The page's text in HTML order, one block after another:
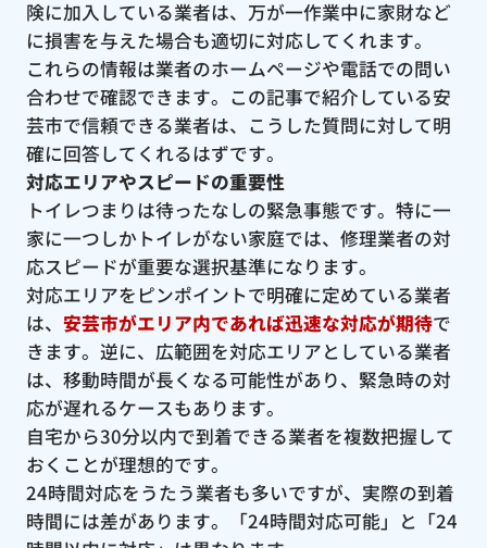
険に加入している業者は、万が一作業中に家財など
に損害を与えた場合も適切に対応してくれます。
これらの情報は業者のホームページや電話での問い
合わせで確認できます。この記事で紹介している安
芸市で信頼できる業者は、こうした質問に対して明
確に回答してくれるはずです。
対応エリアやスピードの重要性
トイレつまりは待ったなしの緊急事態です。特に一
家に一つしかトイレがない家庭では、修理業者の対
応スピードが重要な選択基準になります。
対応エリアをピンポイントで明確に定めている業者
は、 安芸市がエリア内であれば迅速な対応が期待で
きます。逆に、広範囲を対応エリアとしている業者
は、移動時間が長くなる可能性があり、緊急時の対
応が遅れるケースもあります。
自宅から30分以内で到着できる業者を複数把握して
おくことが理想的です。
24時間対応をうたう業者も多いですが、実際の到着
時間には差があります。「24時間対応可能」と「24